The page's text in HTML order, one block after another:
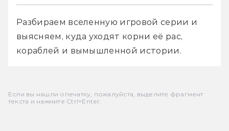
Разбираем вселенную игровой серии и
выясняем, куда уходят корни её рас,
кораблей и вымышленной истории.
Если вы нашли опечатку, пожалуйста, выделите фрагмент
текста и нажмите Ctrl+Enter.